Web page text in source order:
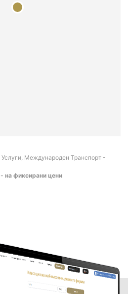
Международен Транспорт -
на фиксирани цени